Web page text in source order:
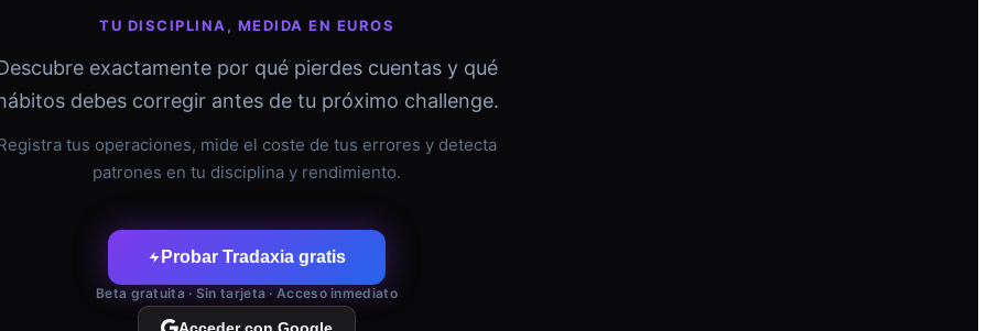
TU DISCIPLINA, MEDIDA EN EUROS
exactamente por qué pierdes cuentas y qué
debes corregir antes de tu próximo challenge.
tus operaciones, mide el coste de tus errores y detecta
patrones en tu disciplina y rendimiento.
Probar Tradaxia gratis
Beta gratuita · Sin tarjeta · Acceso inmediato